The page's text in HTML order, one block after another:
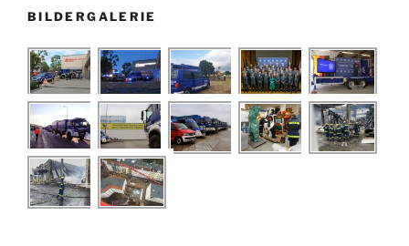
BILDERGALERIE